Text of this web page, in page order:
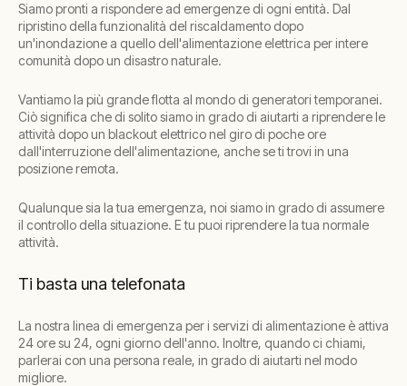
Siamo pronti a rispondere ad emergenze di ogni entità. Dal
ripristino della funzionalità del riscaldamento dopo
un'inondazione a quello dell'alimentazione elettrica per intere
comunità dopo un disastro naturale.
Vantiamo la più grande flotta al mondo di generatori temporanei.
Ciò significa che di solito siamo in grado di aiutarti a riprendere le
attività dopo un blackout elettrico nel giro di poche ore
dall'interruzione dell'alimentazione, anche se ti trovi in una
posizione remota.
Qualunque sia la tua emergenza, noi siamo in grado di assumere
il controllo della situazione. E tu puoi riprendere la tua normale
attività.
Ti basta una telefonata
La nostra linea di emergenza per i servizi di alimentazione è attiva
24 ore su 24, ogni giorno dell'anno. Inoltre, quando ci chiami,
parlerai con una persona reale, in grado di aiutarti nel modo
migliore.